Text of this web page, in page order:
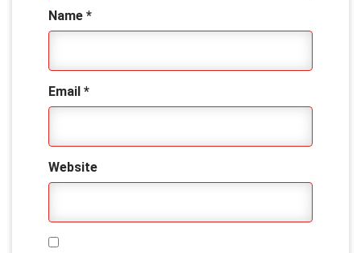
Name *
Email *
Website